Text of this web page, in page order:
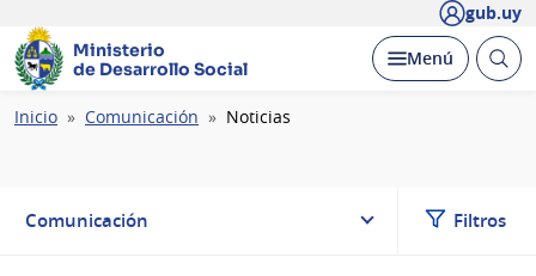
gub.uy
Ministerio
de Desarrollo Social
Desplegar
Menú Abrir
Ruta
Inicio Comunicación Noticias
Comunicación Filtros